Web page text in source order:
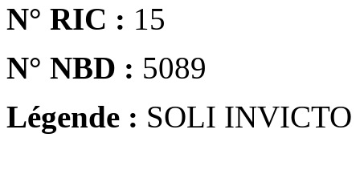
N° RIC : 15
N° NBD : 5089
Légende : SOLI